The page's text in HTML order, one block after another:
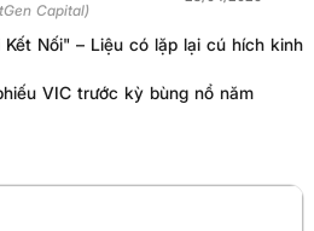
Capital)
Nối" – Liệu có lặp lại cú hích kinh
VIC trước kỳ bùng nổ năm